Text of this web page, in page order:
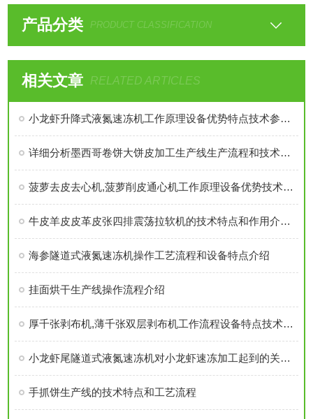
产品分类 PRODUCT CLASSIFICATION
相关文章 RELATED ARTICLES
小龙虾升降式液氮速冻机工作原理设备优势特点技术参数和选型介绍
详细分析墨西哥卷饼大饼皮加工生产线生产流程和技术参数特点等情况
菠萝去皮去心机,菠萝削皮通心机工作原理设备优势技术参数介绍
牛皮羊皮皮革皮张四排震荡拉软机的技术特点和作用介绍。
海参隧道式液氮速冻机操作工艺流程和设备特点介绍
挂面烘干生产线操作流程介绍
厚千张剥布机,薄千张双层剥布机工作流程设备特点技术参数介绍：
小龙虾尾隧道式液氮速冻机对小龙虾速冻加工起到的关键作用
手抓饼生产线的技术特点和工艺流程